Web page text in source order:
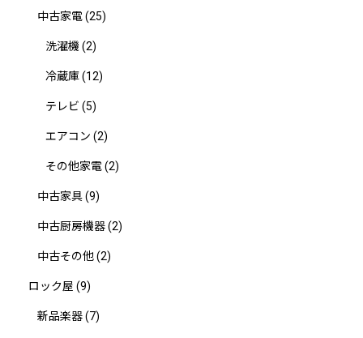
中古家電(25)
洗濯機 (2)
冷蔵庫(12)
テレビ (5)
エアコン (2)
その他家電(2)
中古家具(9)
中古厨房機器(2)
中古その他(2)
ロック屋 (9)
新品楽器(7)